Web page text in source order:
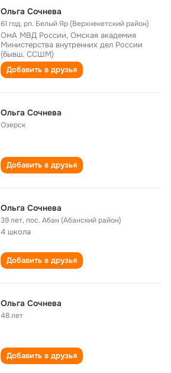
Ольга Сочнева
61 год,рп. Белый Яр (Верхнекетский район)
ОмА МВД России, Омская академия
Министерства внутренних дел России
(бывш. ССШМ)
Добавить в друзья
Ольга Сочнева
Озерск
Добавить в друзья
Ольга Сочнева
39 лет,пос. Абан (Абанский район)
4 школа
Добавить в друзья
Ольга Сочнева
48 лет
Добавить в друзья